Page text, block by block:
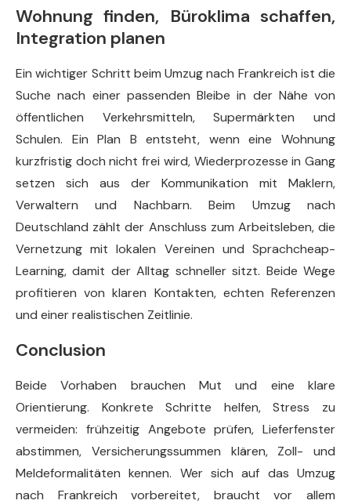
Wohnung finden, Büroklima schaffen,
Integration planen
Ein wichtiger Schritt beim Umzug nach Frankreich ist die
Suche nach einer passenden Bleibe in der Nähe von
öffentlichen Verkehrsmitteln, Supermärkten und
Schulen. Ein Plan B entsteht, wenn eine Wohnung
kurzfristig doch nicht frei wird, Wiederprozesse in Gang
setzen sich aus der Kommunikation mit Maklern,
Verwaltern und Nachbarn. Beim Umzug nach
Deutschland zählt der Anschluss zum Arbeitsleben, die
Vernetzung mit lokalen Vereinen und Sprachcheap-
Learning, damit der Alltag schneller sitzt. Beide Wege
profitieren von klaren Kontakten, echten Referenzen
und einer realistischen Zeitlinie.
Conclusion
Beide Vorhaben brauchen Mut und eine klare
Orientierung. Konkrete Schritte helfen, Stress zu
vermeiden: frühzeitig Angebote prüfen, Lieferfenster
abstimmen, Versicherungssummen klären, Zoll- und
Meldeformalitäten kennen. Wer sich auf das Umzug
nach Frankreich vorbereitet, braucht vor allem